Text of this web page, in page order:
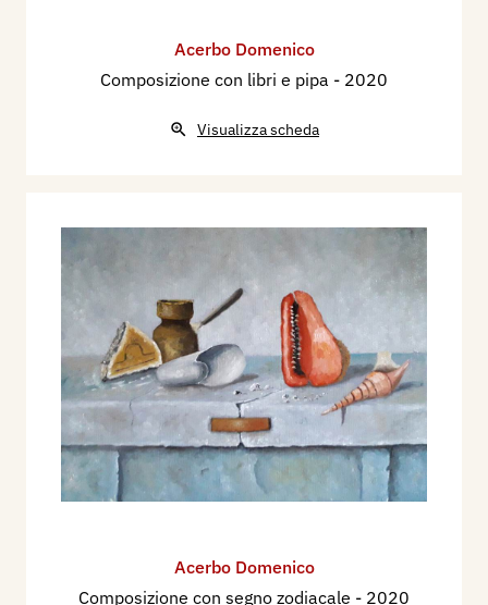
Acerbo Domenico
Composizione con libri e pipa - 2020
Visualizza scheda
Acerbo Domenico
Composizione con segno zodiacale - 2020